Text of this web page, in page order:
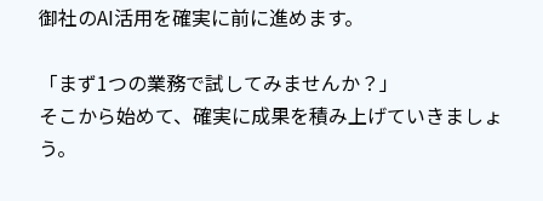
御社のAI活用を確実に前に進めます。
「まず1つの業務で試してみませんか？」
そこから始めて、確実に成果を積み上げていきましょ
う。